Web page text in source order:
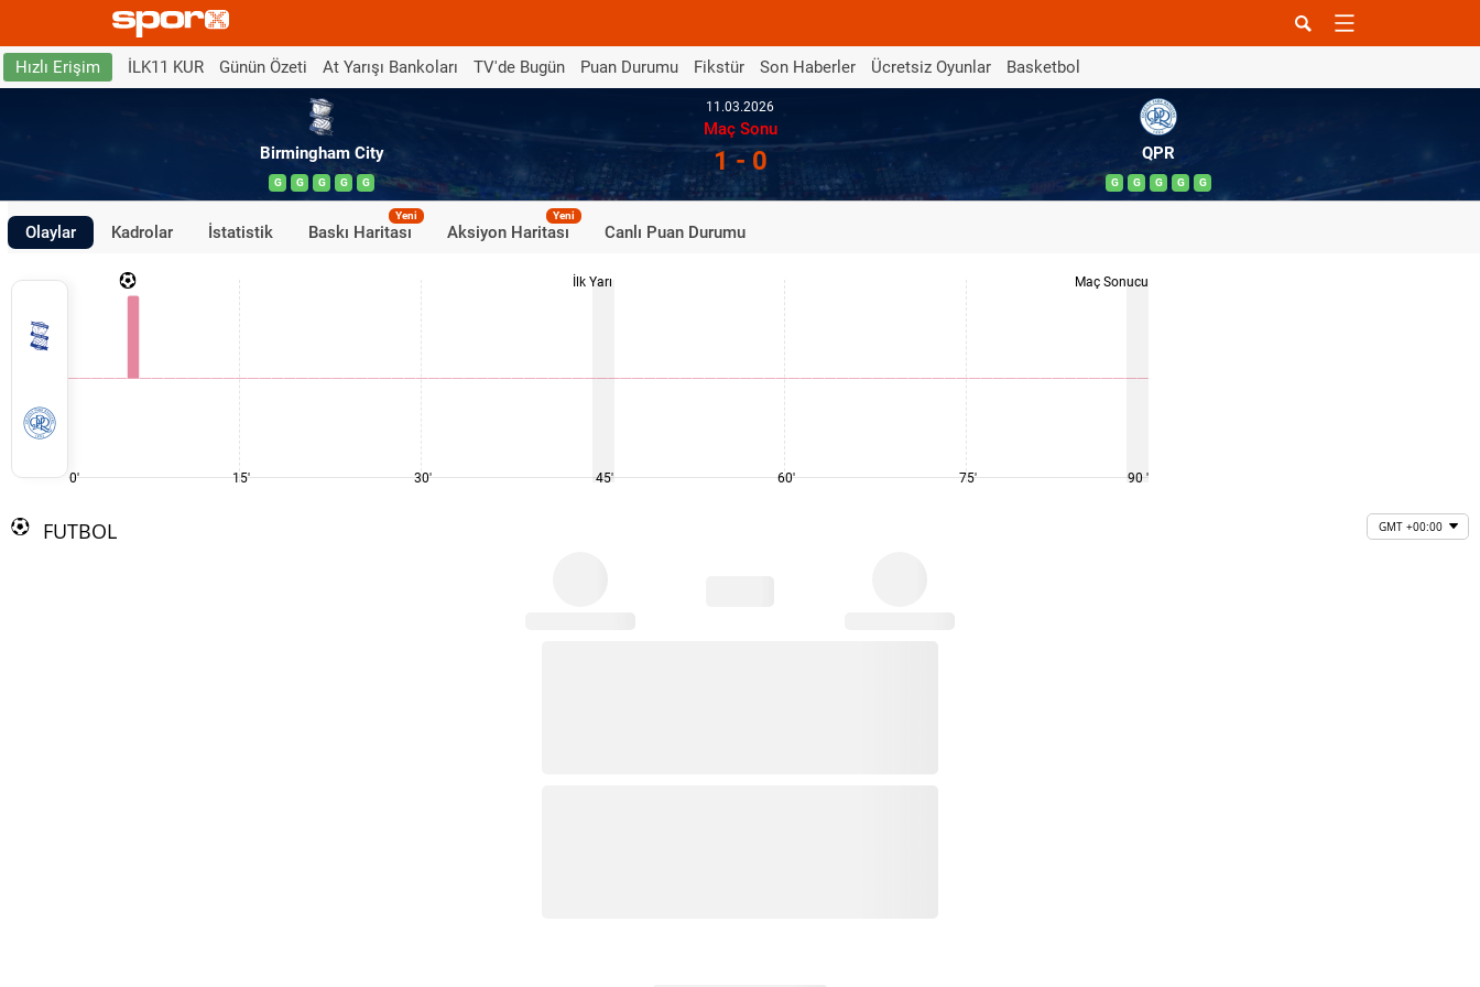
Hızlı Erişim İLK11 KUR Günün Özeti At Yarışı Bankoları TV'de Bugün Puan Durumu Fikstür Son Haberler Ücretsiz Oyunlar Basketbol
Birmingham City
G G G G G
11.03.2026
Maç Sonu
1 - 0 QPR
G G G G G
Olaylar Kadrolar İstatistik Baskı Haritası
Yeni
Aksiyon Haritası
Yeni
Canlı Puan Durumu
0' 15' 30'
İlk Yarı
45' 60' 75'
Maç Sonucu
90 '
FUTBOL GMT +00:00